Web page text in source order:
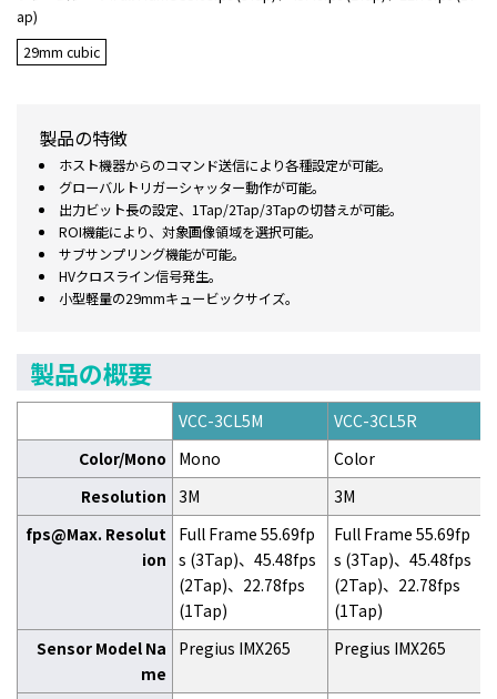
ap)
29mm cubic
製品の特徴
ホスト機器からのコマンド送信により各種設定が可能。
グローバルトリガーシャッター動作が可能。
出力ビット長の設定、1Tap/2Tap/3Tapの切替えが可能。
ROI機能により、対象画像領域を選択可能。
サブサンプリング機能が可能。
HVクロスライン信号発生。
小型軽量の29mmキュービックサイズ。
製品の概要
VCC-3CL5M
VCC-3CL5R
Color/Mono
Mono
Color
Resolution 3M
3M
fps@Max. Resolut
ion
Full Frame 55.69fp
s (3Tap)、45.48fps
(2Tap)、22.78fps
(1Tap)
Full Frame 55.69fp
s (3Tap)、45.48fps
(2Tap)、22.78fps
(1Tap)
Sensor Model Na
me
Pregius IMX265 Pregius IMX265